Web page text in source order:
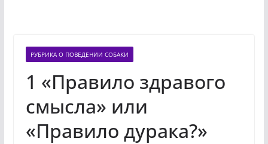
РУБРИКА О ПОВЕДЕНИИ СОБАКИ
1 «Правило здравого
смысла» или
«Правило дурака?»